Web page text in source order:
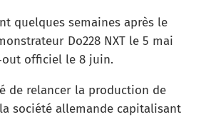
quelques semaines après le
Do228 NXT le 5 mai
officiel le 8 juin.
de relancer la production de
la société allemande capitalisant